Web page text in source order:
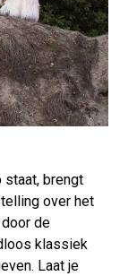
staat, brengt
over het
de
klassiek
Laat je